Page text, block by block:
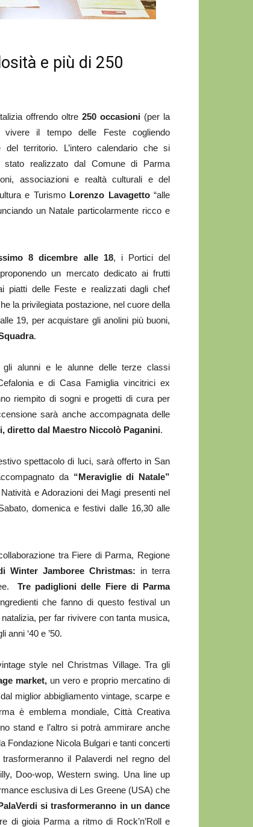
e più di 250
offrendo oltre250 occasioni (per la
il tempo delle Feste cogliendo
territorio. L’intero calendario che si
realizzato dal Comune di Parma
associazioni e realtà culturali e del
e Turismo Lorenzo Lavagetto“alle
un Natale particolarmente ricco e
8 dicembre alle 18, i Portici del
un mercato dedicato ai frutti
piatti delle Feste e realizzati dagli chef
la privilegiata postazione, nel cuore della
19, per acquistare gli anolini più buoni,
.
gli alunni e le alunne delle terze classi
e di Casa Famiglia vincitrici ex
riempito di sogni e progetti di cura per
sarà anche accompagnata delle
diretto dal Maestro Niccolò Paganini.
spettacolo di luci, sarà offerto in San
da “Meraviglie di Natale”
e Adorazioni dei Magi presenti nel
domenica e festivi dalle 16,30 alle
tra Fiere di Parma, Regione
Winter Jamboree Christmas: in terra
Tre padiglioni delle Fiere di Parma
che fanno di questo festival un
per far rivivere con tanta musica,
‘40 e ’50.
style nel Christmas Village. Tra gli
market, un vero e proprio mercatino di
miglior abbigliamento vintage, scarpe e
è emblema mondiale, Città Creativa
stand e l’altro si potrà ammirare anche
Fondazione Nicola Bulgari e tanti concerti
il Palaverdi nel regno del
Doo-wop, Western swing. Una line up
esclusiva di Les Greene (USA) che
si trasformeranno in un dance
di gioia Parma a ritmo di Rock’n’Roll e